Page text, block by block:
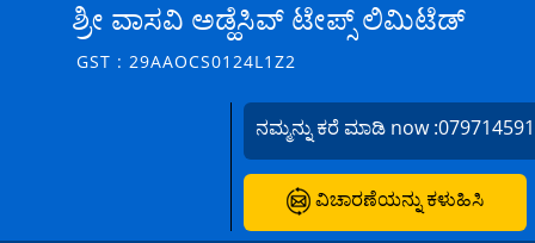
ಶ್ರೀ ವಾಸವಿ ಅಡ್ಹೆಸಿವ್ ಟೇಪ್ಸ್ ಲಿಮಿಟೆಡ್
GST : 29AAOCS0124L1Z2
ನಮ್ಮನ್ನು ಕರೆ ಮಾಡಿ now :
ವಿಚಾರಣೆಯನ್ನು ಕಳುಹಿಸಿ